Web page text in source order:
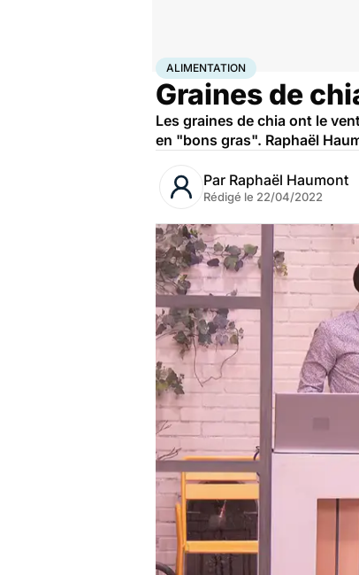
AccueilBien-êtreAlimentation
ALIMENTATION
Graines de
Les graines de chia ont le
en "bons gras". Raphaël
Par Raphaël Haumont
Rédigé le 22/04/2022